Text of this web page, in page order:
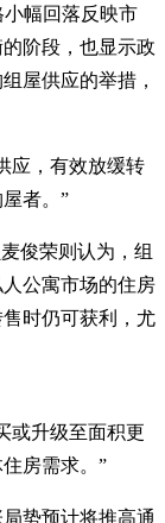
幅回落反映市
阶段，也显示政
屋供应的举措，
应，有效放缓转
者。”
俊荣则认为，组
公寓市场的住房
时仍可获利，尤
或升级至面积更
房需求。”
势预计将推高通